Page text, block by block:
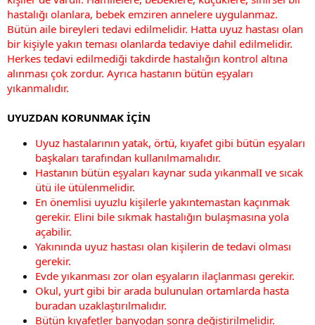
hastalığı olanlara, bebek emziren annelere uygulanmaz.
Bütün aile bireyleri tedavi edilmelidir. Hatta uyuz hastası olan
bir kişiyle yakın teması olanlarda tedaviye dahil edilmelidir.
Herkes tedavi edilmediği takdirde hastalığın kontrol altına
alınması çok zordur. Ayrıca hastanın bütün eşyaları
yıkanmalıdır.
UYUZDAN KORUNMAK İÇİN
Uyuz hastalarının yatak, örtü, kıyafet gibi bütün eşyaları
başkaları tarafından kullanılmamalıdır.
Hastanın bütün eşyaları kaynar suda yıkanmalI ve sıcak
ütü ile ütülenmelidir.
En önemlisi uyuzlu kişilerle yakıntemastan kaçınmak
gerekir. Elini bile sıkmak hastalığın bulaşmasına yola
açabilir.
Yakınında uyuz hastası olan kişilerin de tedavi olması
gerekir.
Evde yıkanması zor olan eşyaların ilaçlanması gerekir.
Okul, yurt gibi bir arada bulunulan ortamlarda hasta
buradan uzaklaştırılmalıdır.
Bütün kıyafetler banyodan sonra değiştirilmelidir.